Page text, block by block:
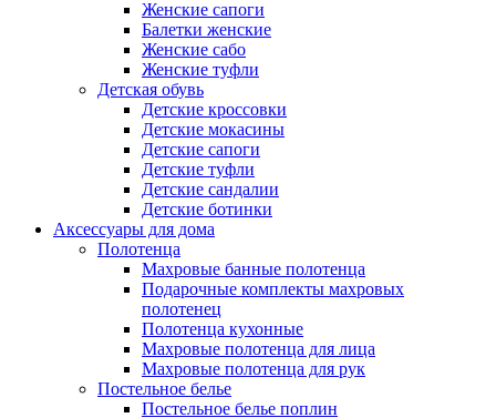
Женские сапоги
Балетки женские
Женские сабо
Женские туфли
Детская обувь
Детские кроссовки
Детские мокасины
Детские сапоги
Детские туфли
Детские сандалии
Детские ботинки
Аксессуары для дома
Полотенца
Махровые банные полотенца
Подарочные комплекты махровых
полотенец
Полотенца кухонные
Махровые полотенца для лица
Махровые полотенца для рук
Постельное белье
Постельное белье поплин